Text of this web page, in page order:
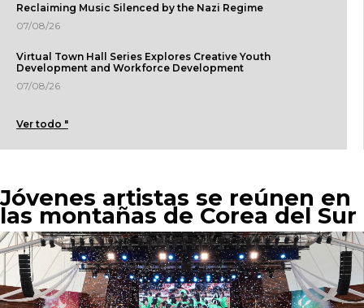
Reclaiming Music Silenced by the Nazi Regime
07/08/26
Virtual Town Hall Series Explores Creative Youth
Development and Workforce Development
07/08/26
Ver todo "
Jóvenes artistas se reúnen en
las montañas de Corea del Sur